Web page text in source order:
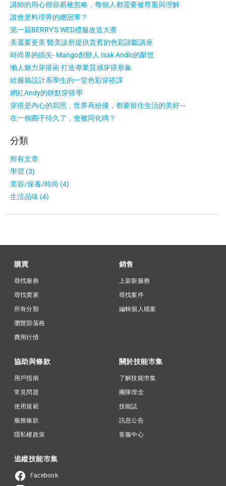
講師的用心很容易被忽略，每個人都需要被尊重與理解
誰會是料理界的總冠軍？
第一屆BERRY’S WED禮服改造大賽
美還要更美 醫美診所提供貴賓的色彩診斷講座
時尚界的損失- Mango創辦人 Isak Andic的辭世
懶人魅力穿搭術 打造專業質感穿搭形象
給服裝設計系學生的一堂色彩穿搭課
網紅Andy的靜默穿搭學
穿搭是內心的寫照，世界再紛擾，都要留住生活的美好～
在一個圈子待久了，會被同化嗎？
分類
所有文章
學習 (3)
美容/保養/時尚 (4)
生活品味 (4)
購買
尋找服務
尋找賣家
所有分類
瀏覽部落格
費用行情
銷售
上架新服務
尋找案件
編輯個人檔案
協助與條款
用戶指南
常見問題
使用規範
服務條款
隱私權政策
關於技能市集
了解技能市集
團隊理念
技能誌
訊息公告
客服中心
追縱技能市集
Facebook